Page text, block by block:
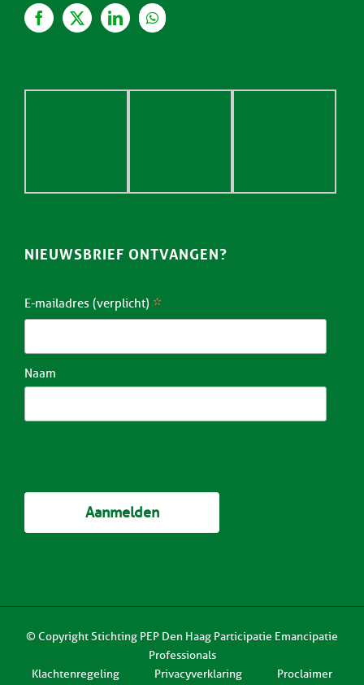
NIEUWSBRIEF ONTVANGEN?
E-mailadres (verplicht) *
Naam
© CopyrightStichting PEP Den Haag Participatie Emancipatie
Professionals
Klachtenregeling
Privacyverklaring Proclaimer